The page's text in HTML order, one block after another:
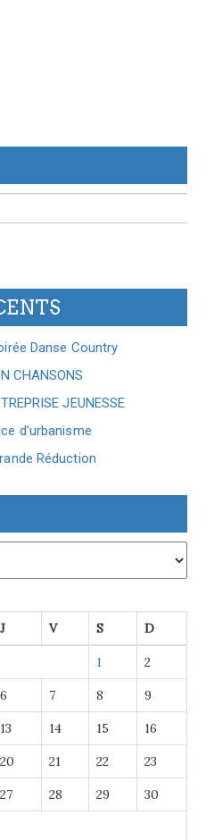
Danse Country
CHANSONS
JEUNESSE
d’urbanisme
Réduction
J V S D
1 2
6 7 8 9
13 14 15 16
20 21 22 23
27 28 29 30